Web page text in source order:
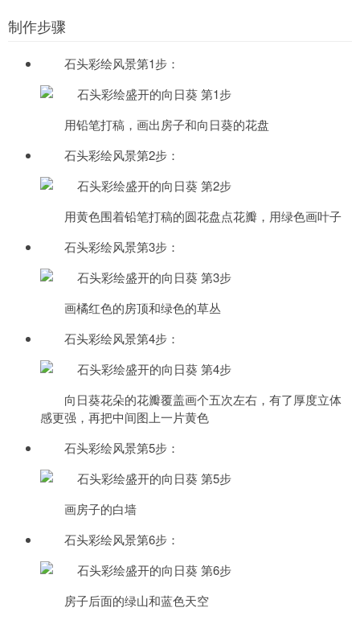
制作步骤
石头彩绘风景第1步：
用铅笔打稿，画出房子和向日葵的花盘
石头彩绘风景第2步：
用黄色围着铅笔打稿的圆花盘点花瓣，用绿色画叶子
石头彩绘风景第3步：
画橘红色的房顶和绿色的草丛
石头彩绘风景第4步：
向日葵花朵的花瓣覆盖画个五次左右，有了厚度立体
感更强，再把中间图上一片黄色
石头彩绘风景第5步：
画房子的白墙
石头彩绘风景第6步：
房子后面的绿山和蓝色天空